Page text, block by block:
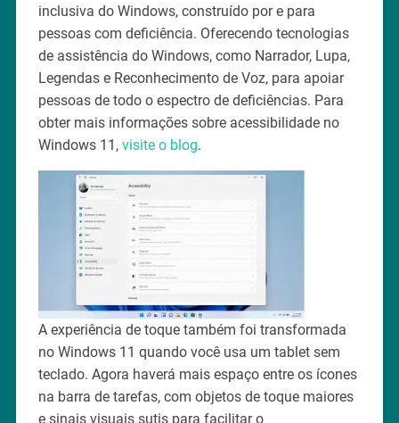
inclusiva do Windows, construído por e para
pessoas com deficiência. Oferecendo tecnologias
de assistência do Windows, como Narrador, Lupa,
Legendas e Reconhecimento de Voz, para apoiar
pessoas de todo o espectro de deficiências. Para
obter mais informações sobre acessibilidade no
Windows 11, visite o blog.
A experiência de toque também foi transformada
no Windows 11 quando você usa um tablet sem
teclado. Agora haverá mais espaço entre os ícones
na barra de tarefas, com objetos de toque maiores
e sinais visuais sutis para facilitar o